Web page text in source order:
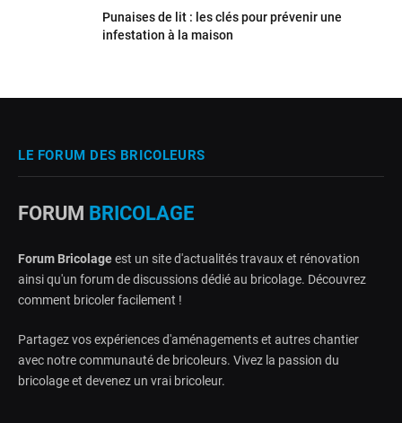
Punaises de lit : les clés pour prévenir une
infestation à la maison
LE FORUM DES BRICOLEURS
FORUM BRICOLAGE
Forum Bricolageest un site d'actualités travaux et rénovation
ainsi qu'un forum de discussions dédié au bricolage. Découvrez
comment bricoler facilement !
Partagez vos expériences d'aménagements et autres chantier
avec notre communauté de bricoleurs. Vivez la passion du
bricolage et devenez un vrai bricoleur.